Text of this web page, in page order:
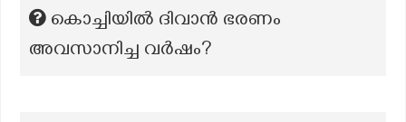
കൊച്ചിയിൽ ദിവാൻ ഭരണം
അവസാനിച്ച വർഷം?